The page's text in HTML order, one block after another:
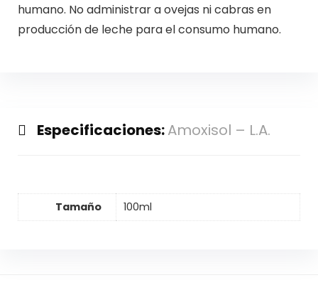
humano. No administrar a ovejas ni cabras en
producción de leche para el consumo humano.
Especificaciones:Amoxisol – L.A.
Tamaño 100ml